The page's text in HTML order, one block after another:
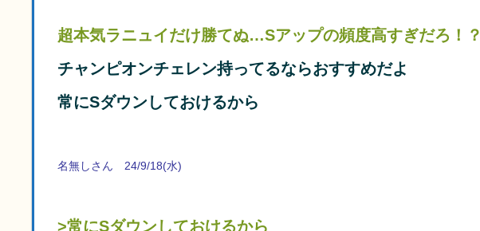
超本気ラニュイだけ勝てぬ…Sアップの頻度高すぎだろ！？
チャンピオンチェレン持ってるならおすすめだよ
常にSダウンしておけるから
名無しさん 24/9/18(水)
>常にSダウンしておけるから